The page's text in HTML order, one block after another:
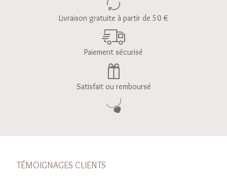
Livraison gratuite à partir de 50 €
Paiement sécurisé
Satisfait ou remboursé
TÉMOIGNAGES CLIENTS